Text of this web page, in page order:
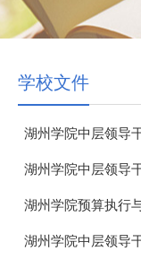
学校文件
湖州学院中层领导
湖州学院中层领导
湖州学院预算执行
湖州学院中层领导